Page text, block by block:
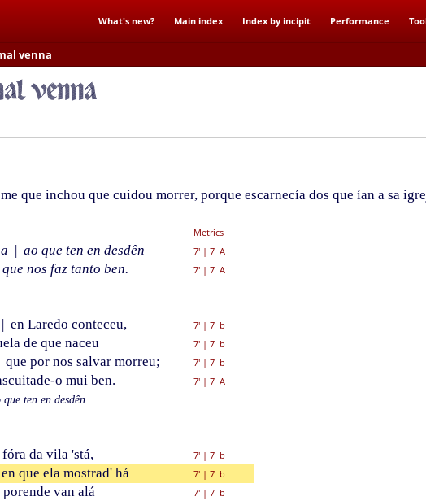
What's new? Main index Index by incipit Performance
venna
que inchou que cuidou morrer, porque escarnecía dos que ían a sa
Metrics
| ao que ten en desdên 7'| 7 A
nos faz tanto ben. 7'| 7 A
| en Laredo conteceu, 7'| 7 b
de que naceu 7'| 7 b
que por nos salvar morreu; 7'| 7 b
o mui ben. 7'| 7 A
que ten en desdên...
fóra da vila 'stá, 7'| 7 b
en que ela mostrad' há 7'| 7 b
porende van alá 7'| 7 b